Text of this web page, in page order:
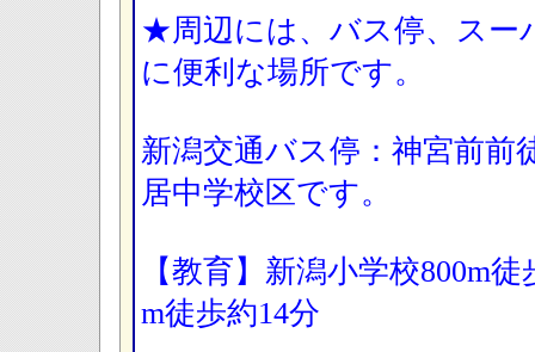
★周辺には、バス停、スー
に便利な場所です。
新潟交通バス停：神宮前
居中学校区です。
【教育】新潟小学校800m
m徒歩約14分